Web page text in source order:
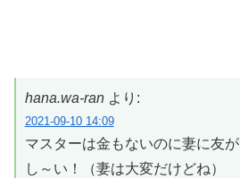
hana.wa-ran より:
2021-09-10 14:09
マスターは金もないのに妻に友
し～い！（妻は大変だけどね）